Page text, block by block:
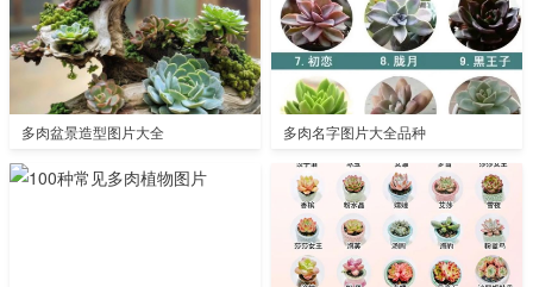
多肉盆景造型图片大全 多肉名字图片大全品种